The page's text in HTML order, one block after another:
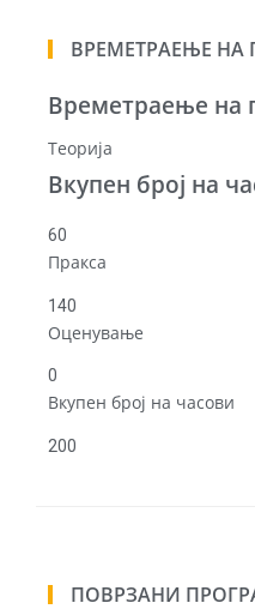
ВРЕМЕТРАЕЊЕ НА
Времетраење на
Теорија
Вкупен број на
60
Пракса
140
Оценување
0
Вкупен број на часови
200
ПОВРЗАНИ